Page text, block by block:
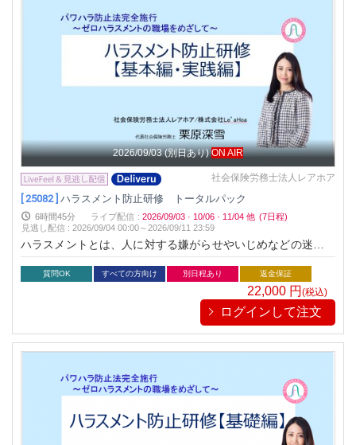
2026/09/03 (別日あり) ON AIR
社会保険労務士法人レアホア
[ 25082 ] ハラスメント防止研修 トータルパック
6時間45分 ライブ配信 : 2026/09/03 · 10/06 · 11/04 他 (7日程)
見逃し配信 :2026/09/04 00:00～2026/09/11 23:59
ハラスメントとは、人に対する嫌がらせやいじめなどの迷惑行
為を指します。知らず知らずのうちにハラスメント行為をして
しまっているかもしれません。ハラスメントに対する知識を深
めて、ゼロハラスメントの職場を目指しましょう。
質問OK すべての方向け 別日程あり 返金保証
22,000 円(税込)
ログインして注文